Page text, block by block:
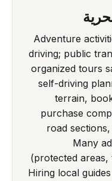
Adventure
driving; public
organized tours
self-driving
terrain,
purchase
road
Many
(protected
Hiring local